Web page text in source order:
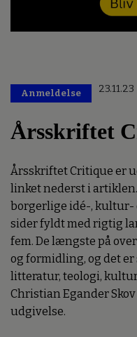
Anmeldelse 23.11.23
Årsskriftet
Årsskriftet Critique er
linket nederst i
borgerlige idé-, kultur-
sider fyldt med rigtig
fem. De længste på
og formidling, og det
litteratur, teologi,
Christian Egander
udgivelse.